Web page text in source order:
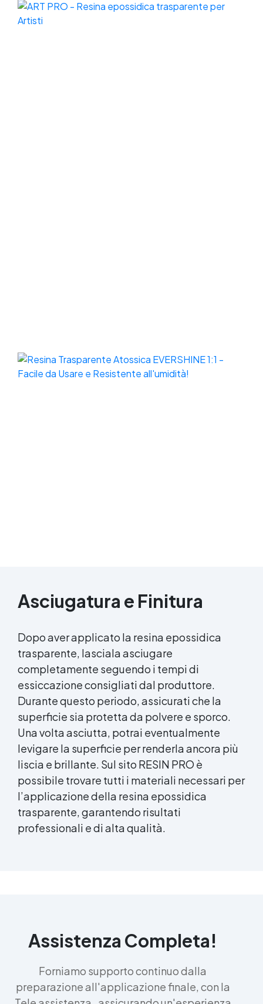
Asciugatura e Finitura
Dopo aver applicato la resina epossidica
trasparente, lasciala asciugare
completamente seguendo i tempi di
essiccazione consigliati dal produttore.
Durante questo periodo, assicurati che la
superficie sia protetta da polvere e sporco.
Una volta asciutta, potrai eventualmente
levigare la superficie per renderla ancora più
liscia e brillante. Sul sito RESIN PRO è
possibile trovare tutti i materiali necessari per
l’applicazione della resina epossidica
trasparente, garantendo risultati
professionali e di alta qualità.
Assistenza Completa!
Forniamo supporto continuo dalla
preparazione all'applicazione finale, con la